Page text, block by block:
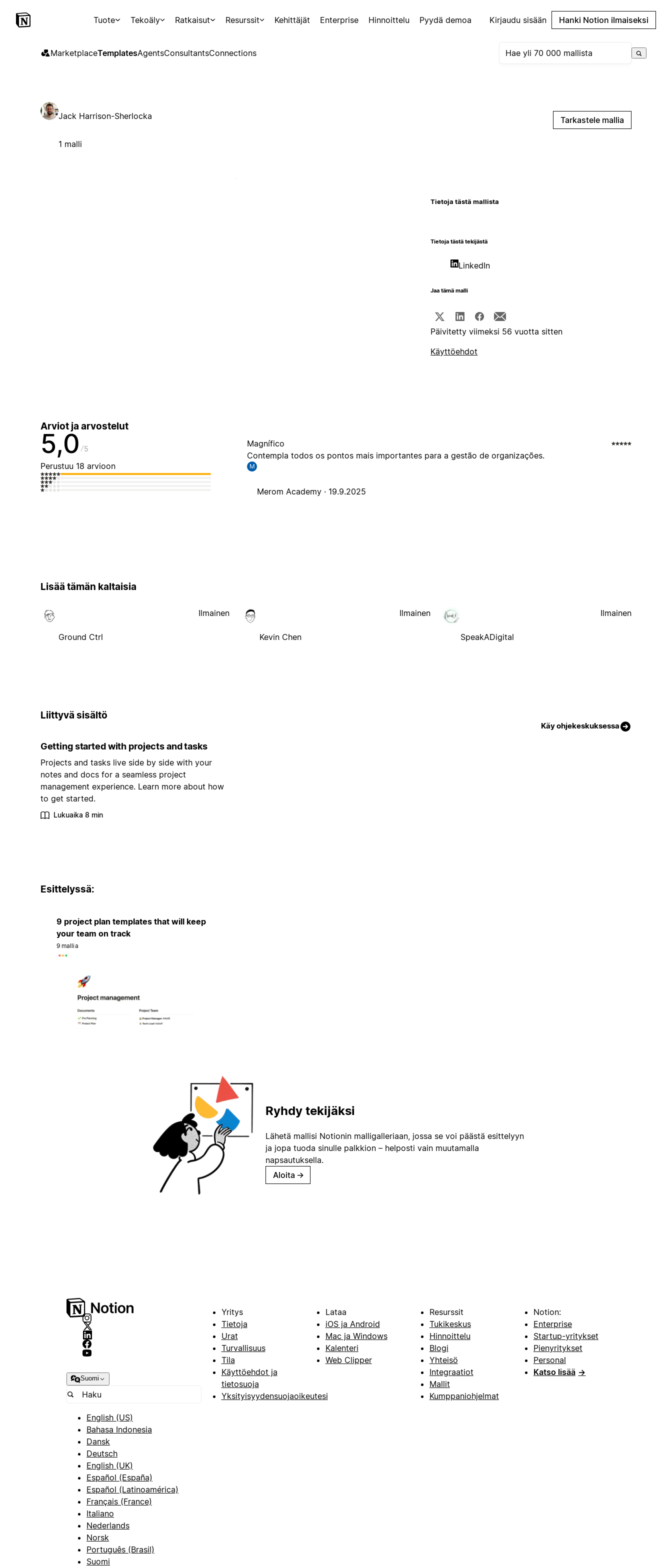
Tuote Tekoäly Ratkaisut Resurssit Kehittäjät Enterprise Hinnoittelu Pyydä demoa Kirjaudu sisään Hanki Notion ilmaiseksi
MarketplaceTemplatesAgentsConsultantsConnections
Jack Harrison-Sherlocka
1 malli
Tarkastele mallia
Tietoja tästä mallista
Tietoja tästä tekijästä
LinkedIn
Jaa tämä malli
Päivitetty viimeksi 56 vuotta sitten
Käyttöehdot
Arviot ja arvostelut
5,0 5
Perustuu 18 arvioon
Magnífico
Contempla todos os pontos mais importantes para a gestão de organizações.
M
Merom Academy · 19.9.2025
Lisää tämän kaltaisia
Ground Ctrl
Ilmainen
Kevin Chen
Ilmainen
SpeakADigital
Ilmainen
Liittyvä sisältö
Käy ohjekeskuksessa
Getting started with projects and tasks
Projects and tasks live side by side with your
notes and docs for a seamless project
management experience. Learn more about how
to get started.
Lukuaika 8 min
Esittelyssä:
9 project plan templates that will keep
your team on track
9 mallia
Ryhdy tekijäksi
Lähetä mallisi Notionin malligalleriaan, jossa se voi päästä esittelyyn
ja jopa tuoda sinulle palkkion – helposti vain muutamalla
napsautuksella.
Aloita →
Suomi
English (US)
Bahasa Indonesia
Dansk
Deutsch
English (UK)
Español (España)
Español (Latinoamérica)
Français (France)
Italiano
Nederlands
Norsk
Português (Brasil)
Suomi
Yritys
Tietoja
Urat
Turvallisuus
Tila
Käyttöehdot ja
tietosuoja
Yksityisyydensuojaoikeutesi
Lataa
iOS ja Android
Mac ja Windows
Kalenteri
Web Clipper
Resurssit
Tukikeskus
Hinnoittelu
Blogi
Yhteisö
Integraatiot
Mallit
Kumppaniohjelmat
Notion:
Enterprise
Startup-yritykset
Pienyritykset
Personal
Katso lisää →